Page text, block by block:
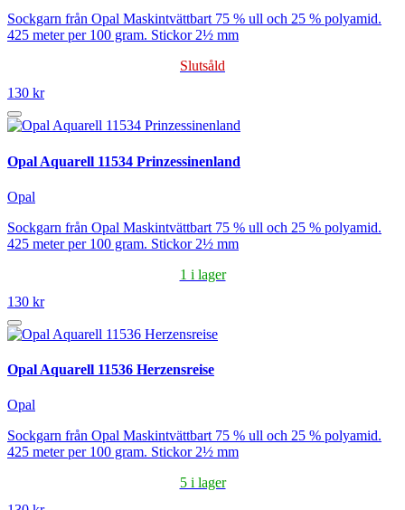
Sockgarn från Opal Maskintvättbart 75 % ull och 25 % polyamid.
425 meter per 100 gram. Stickor 2½ mm
Slutsåld
130 kr
Opal Aquarell 11534 Prinzessinenland
Opal
Sockgarn från Opal Maskintvättbart 75 % ull och 25 % polyamid.
425 meter per 100 gram. Stickor 2½ mm
1 i lager
130 kr
Opal Aquarell 11536 Herzensreise
Opal
Sockgarn från Opal Maskintvättbart 75 % ull och 25 % polyamid.
425 meter per 100 gram. Stickor 2½ mm
5 i lager